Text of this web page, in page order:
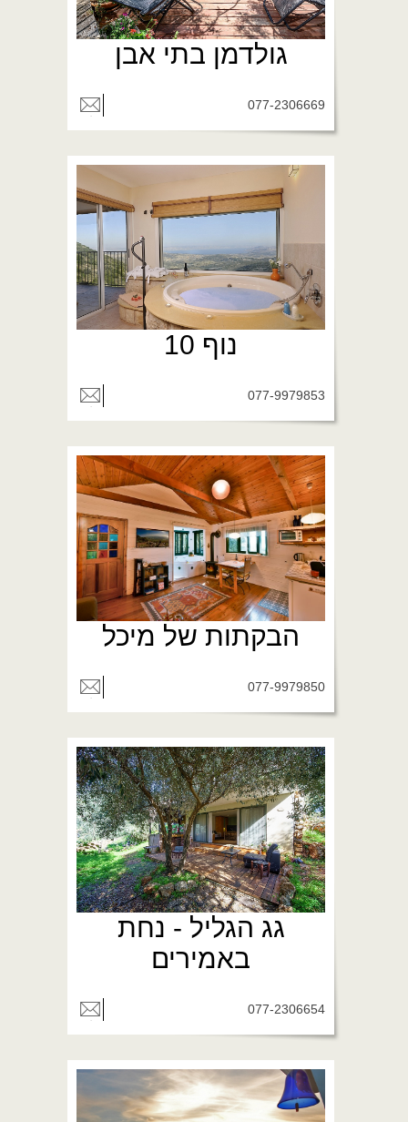
גולדמן בתי אבן
077-2306669
נוף 10
077-9979853
הבקתות של מיכל
077-9979850
גג הגליל - נחת
באמירים
077-2306654